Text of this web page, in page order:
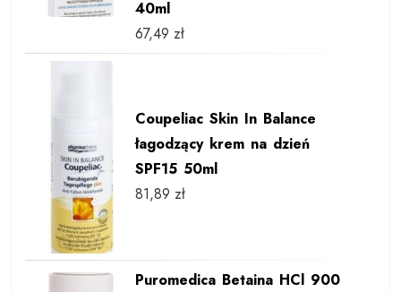
40ml
67,49 zł
Coupeliac Skin In Balance
łagodzący krem na dzień
SPF15 50ml
81,89 zł
Puromedica Betaina HCl 900